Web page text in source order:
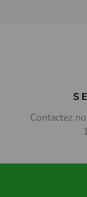
Contactez